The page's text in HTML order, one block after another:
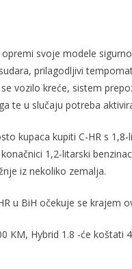
svoje modele
prilagodljivi
vozilo kreće, sistem
te u slučaju potreba
kupaca kupiti C-HR s
1,2-litarski
iz nekoliko zemalja.
u BiH očekuje se krajem
KM, Hybrid 1.8 -će koštati